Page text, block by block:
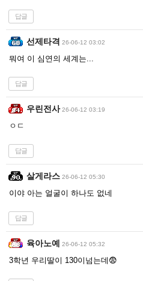
답글
선제타격 26-06-12 03:02
뭐여 이 심연의 세계는...
답글
우린전사 26-06-12 03:19
ㅇㄷ
답글
살게라스 26-06-12 05:30
이야 아는 얼굴이 하나도 없네
답글
육아노예 26-06-12 05:32
3학년 우리딸이 130이넘는데😨